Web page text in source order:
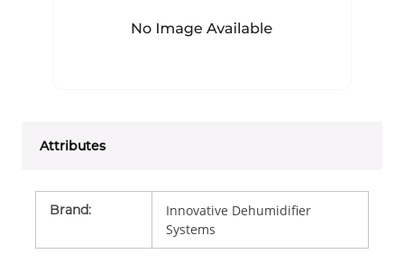
Attributes
Brand:
Innovative Dehumidifier
Systems